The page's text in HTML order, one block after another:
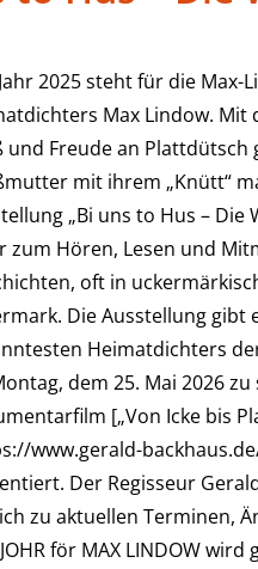
2025 steht für die
Max Lindow. Mit
und Freude an Plattdütsch
mit ihrem „Knütt“
„Bi uns to Hus –
zum Hören, Lesen und
oft in
Die Ausstellung gibt
Heimatdichters
dem 25. Mai 2026
[„Von Icke bis
www.gerald-
Der Regisseur
zu aktuellen Terminen,
för MAX LINDOW